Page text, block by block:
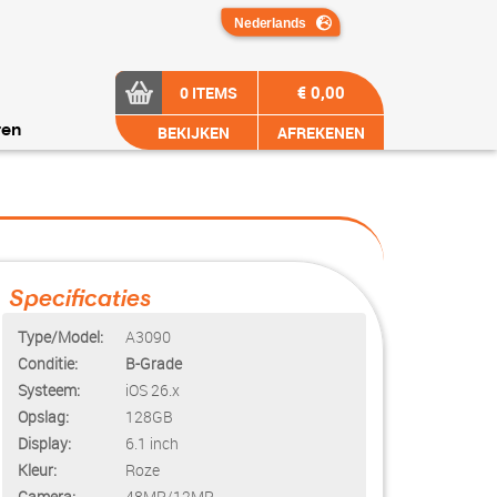
0 ITEMS
BEKIJKEN
€ 0,00
AFREKENEN
Specificaties
Type/Model:
Conditie:
Systeem:
Opslag:
Display:
Kleur:
A3090
B-Grade
iOS 26.x
128GB
6.1 inch
Roze